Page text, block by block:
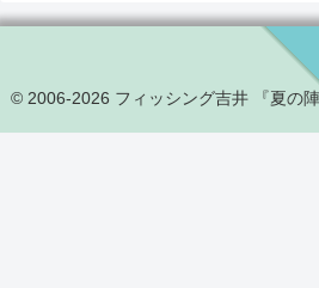
© 2006-2026 フィッシング吉井 『夏の